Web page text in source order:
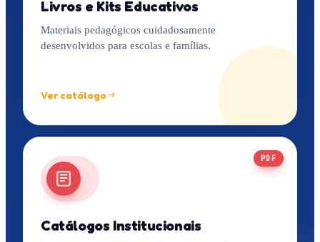
Livros e Kits Educativos
Materiais pedagógicos cuidadosamente
desenvolvidos para escolas e famílias.
Ver catálogo
PDF
Catálogos Institucionais